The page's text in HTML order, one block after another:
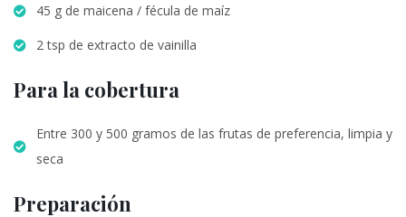
45 g de maicena / fécula de maíz
2 tsp de extracto de vainilla
Para la cobertura
Entre 300 y 500 gramos de las frutas de preferencia, limpia y
seca
Preparación